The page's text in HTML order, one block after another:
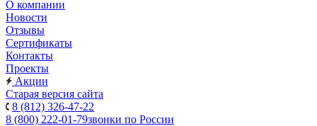
О компании
Новости
Отзывы
Сертификаты
Контакты
Проекты
Акции
Старая версия сайта
8 (812) 326-47-22
8 (800) 222-01-79звонки по России